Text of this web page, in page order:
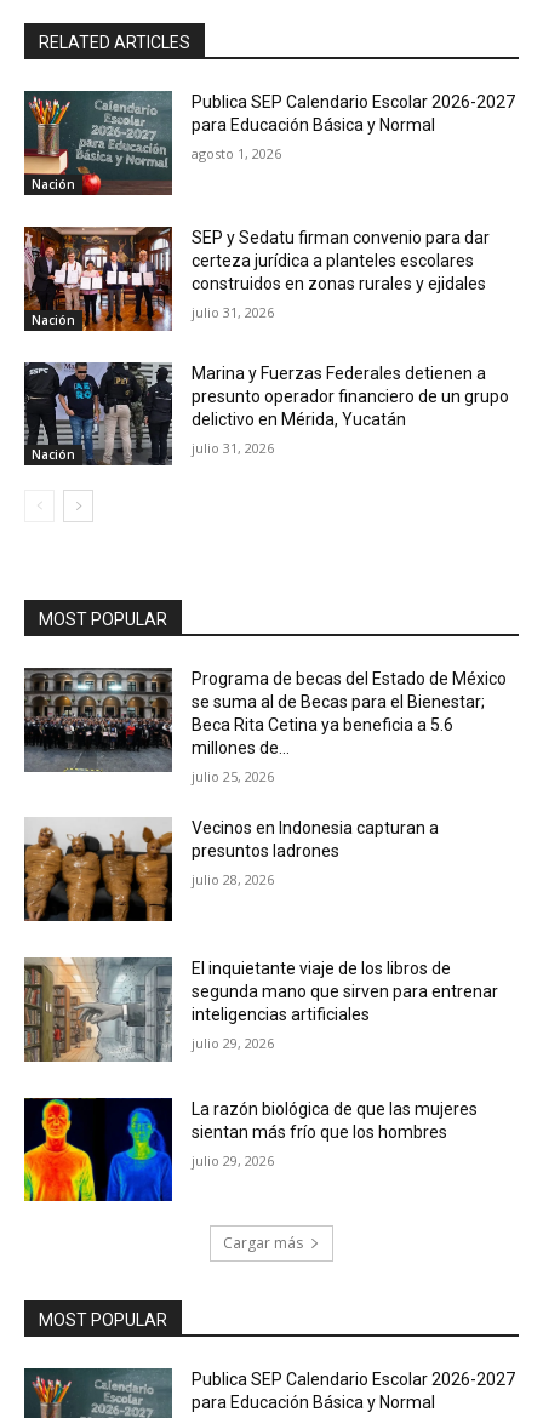
RELATED ARTICLES
Nación
Publica SEP Calendario Escolar 2026-2027
para Educación Básica y Normal
agosto 1, 2026
Nación
SEP y Sedatu firman convenio para dar
certeza jurídica a planteles escolares
construidos en zonas rurales y ejidales
julio 31, 2026
Nación
Marina y Fuerzas Federales detienen a
presunto operador financiero de un grupo
delictivo en Mérida, Yucatán
julio 31, 2026
MOST POPULAR
Programa de becas del Estado de México
se suma al de Becas para el Bienestar;
Beca Rita Cetina ya beneficia a 5.6
millones de...
julio 25, 2026
Vecinos en Indonesia capturan a
presuntos ladrones
julio 28, 2026
El inquietante viaje de los libros de
segunda mano que sirven para entrenar
inteligencias artificiales
julio 29, 2026
La razón biológica de que las mujeres
sientan más frío que los hombres
julio 29, 2026
Cargar más
MOST POPULAR
Publica SEP Calendario Escolar 2026-2027
para Educación Básica y Normal